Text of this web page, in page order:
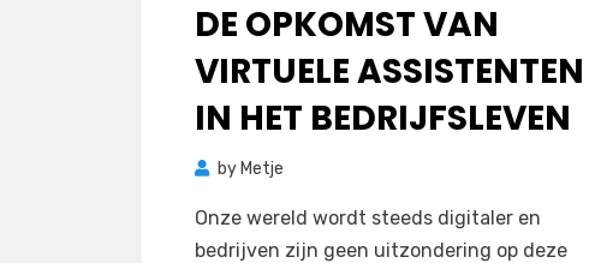
DE OPKOMST VAN
VIRTUELE ASSISTENTEN
IN HET BEDRIJFSLEVEN
by Metje
Onze wereld wordt steeds digitaler en
bedrijven zijn geen uitzondering op deze